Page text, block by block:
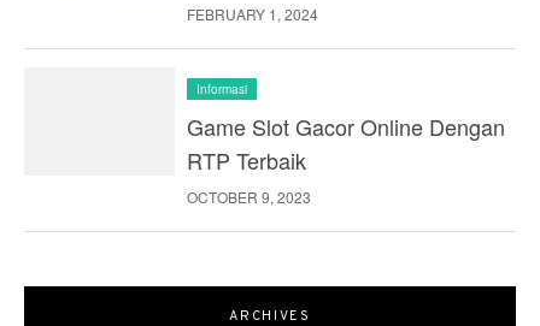
FEBRUARY 1, 2024
Informasi
Game Slot Gacor Online Dengan
RTP Terbaik
OCTOBER 9, 2023
ARCHIVES